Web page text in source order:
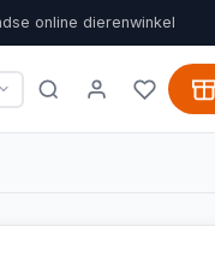
online dierenwinkel